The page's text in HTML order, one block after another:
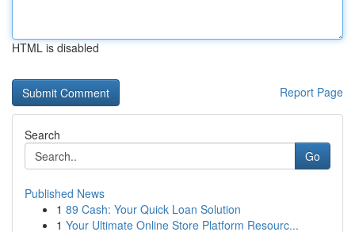
HTML is disabled
Report Page
Search
Go
Published News
1 89 Cash: Your Quick Loan Solution
1 Your Ultimate Online Store Platform Resourc...